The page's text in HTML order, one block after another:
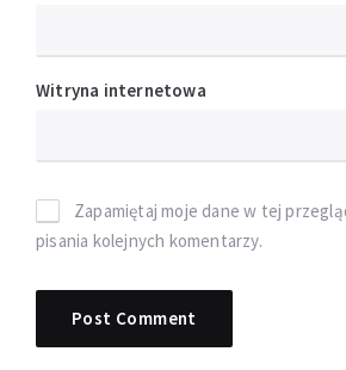
Witryna internetowa
Zapamiętaj moje dane w tej
pisania kolejnych komentarzy.